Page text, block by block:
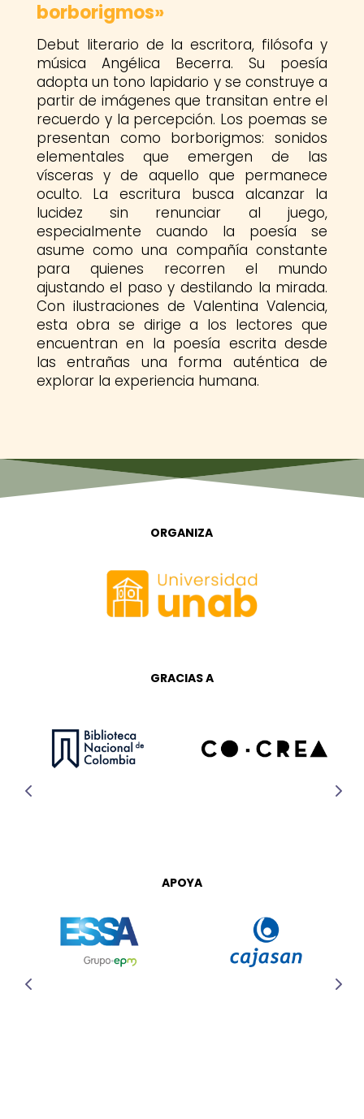
borborigmos»
Debut literario de la escritora, filósofa y
música Angélica Becerra. Su poesía
adopta un tono lapidario y se construye a
partir de imágenes que transitan entre el
recuerdo y la percepción. Los poemas se
presentan como borborigmos: sonidos
elementales que emergen de las
vísceras y de aquello que permanece
oculto. La escritura busca alcanzar la
lucidez sin renunciar al juego,
especialmente cuando la poesía se
asume como una compañía constante
para quienes recorren el mundo
ajustando el paso y destilando la mirada.
Con ilustraciones de Valentina Valencia,
esta obra se dirige a los lectores que
encuentran en la poesía escrita desde
las entrañas una forma auténtica de
explorar la experiencia humana.
ORGANIZA
GRACIAS A
APOYA